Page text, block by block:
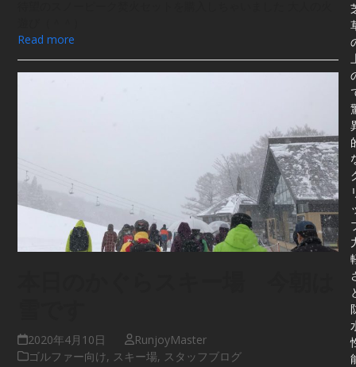
Read more
2020年4月10日
RunjoyMaster
ゴルファー向け, スキー場, スタッフブログ